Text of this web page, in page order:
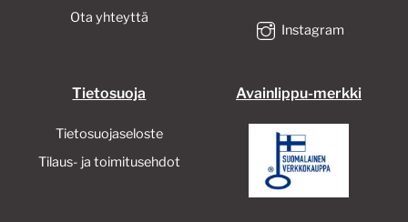
Ota yhteyttä
Instagram
Tietosuoja
Tietosuojaseloste
Tilaus- ja toimitusehdot
Avainlippu-merkki